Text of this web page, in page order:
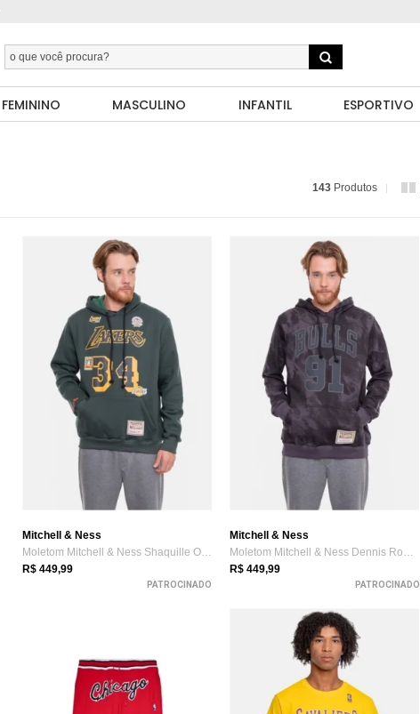
FEMININO MASCULINO INFANTIL ESPORTIVO
143 Produtos
Mitchell & Ness
Moletom Mitchell & Ness Shaquille O'Neal...
R$ 449,99
PATROCINADO
Mitchell & Ness
Moletom Mitchell & Ness Dennis Rodman Preto
R$ 449,99
PATROCINADO